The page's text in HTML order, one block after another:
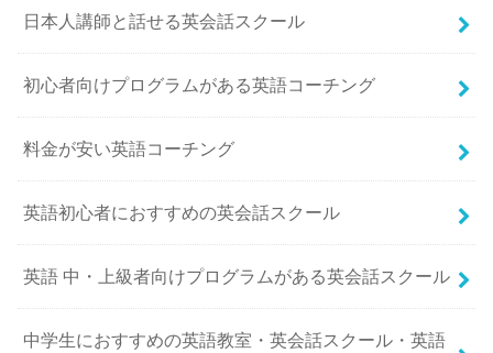
日本人講師と話せる英会話スクール
初心者向けプログラムがある英語コーチング
料金が安い英語コーチング
英語初心者におすすめの英会話スクール
英語 中・上級者向けプログラムがある英会話スクール
中学生におすすめの英語教室・英会話スクール・英語